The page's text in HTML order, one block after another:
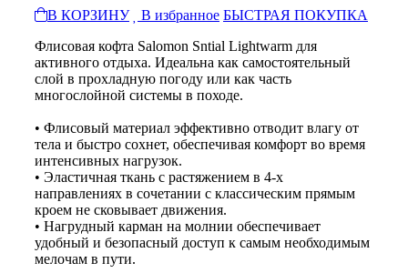
В КОРЗИНУ
В избранное БЫСТРАЯ ПОКУПКА
Флисовая кофта Salomon Sntial Lightwarm для
активного отдыха. Идеальна как самостоятельный
слой в прохладную погоду или как часть
многослойной системы в походе.
• Флисовый материал эффективно отводит влагу от
тела и быстро сохнет, обеспечивая комфорт во время
интенсивных нагрузок.
• Эластичная ткань с растяжением в 4-х
направлениях в сочетании с классическим прямым
кроем не сковывает движения.
• Нагрудный карман на молнии обеспечивает
удобный и безопасный доступ к самым необходимым
мелочам в пути.